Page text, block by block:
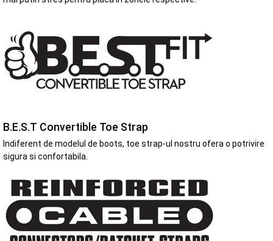
B.E.S.T Convertible Toe Strap
Indiferent de modelul de boots, toe strap-ul nostru ofera o potrivire
sigura si confortabila.